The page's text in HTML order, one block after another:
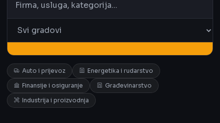
Auto i prijevoz
Energetika i rudarstvo
Finansije i osiguranje
Građevinarstvo
Industrija i proizvodnja